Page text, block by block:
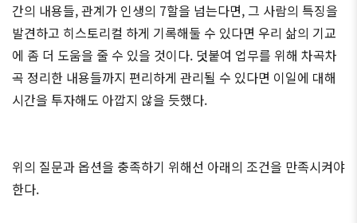
간의 내용들, 관계가 인생의 7할을 넘는다면, 그 사람의 특징을
발견하고 히스토리컬 하게 기록해둘 수 있다면 우리 삶의 기교
에 좀 더 도움을 줄 수 있을 것이다. 덧붙여 업무를 위해 차곡차
곡 정리한 내용들까지 편리하게 관리될 수 있다면 이일에 대해
시간을 투자해도 아깝지 않을 듯했다.
위의 질문과 옵션을 충족하기 위해선 아래의 조건을 만족시켜야
한다.